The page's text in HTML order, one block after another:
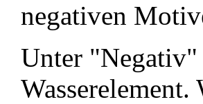
negativen
Unter "Negativ"